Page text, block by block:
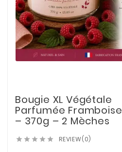
Bougie XL Végétale
Parfumée Framboise
– 370g – 2 Mèches
     REVIEW(0)